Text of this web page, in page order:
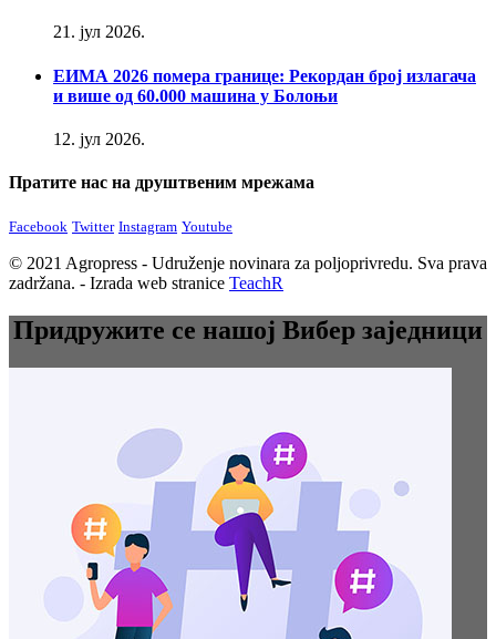
21. јул 2026.
ЕИМА 2026 помера границе: Рекордан број излагача
и више од 60.000 машина у Болоњи
12. јул 2026.
Пратите нас на друштвеним мрежама
Facebook Twitter Instagram Youtube
© 2021 Agropress - Udruženje novinara za poljoprivredu. Sva prava
zadržana. - Izrada web stranice TeachR
Придружите се нашој Вибер заједници